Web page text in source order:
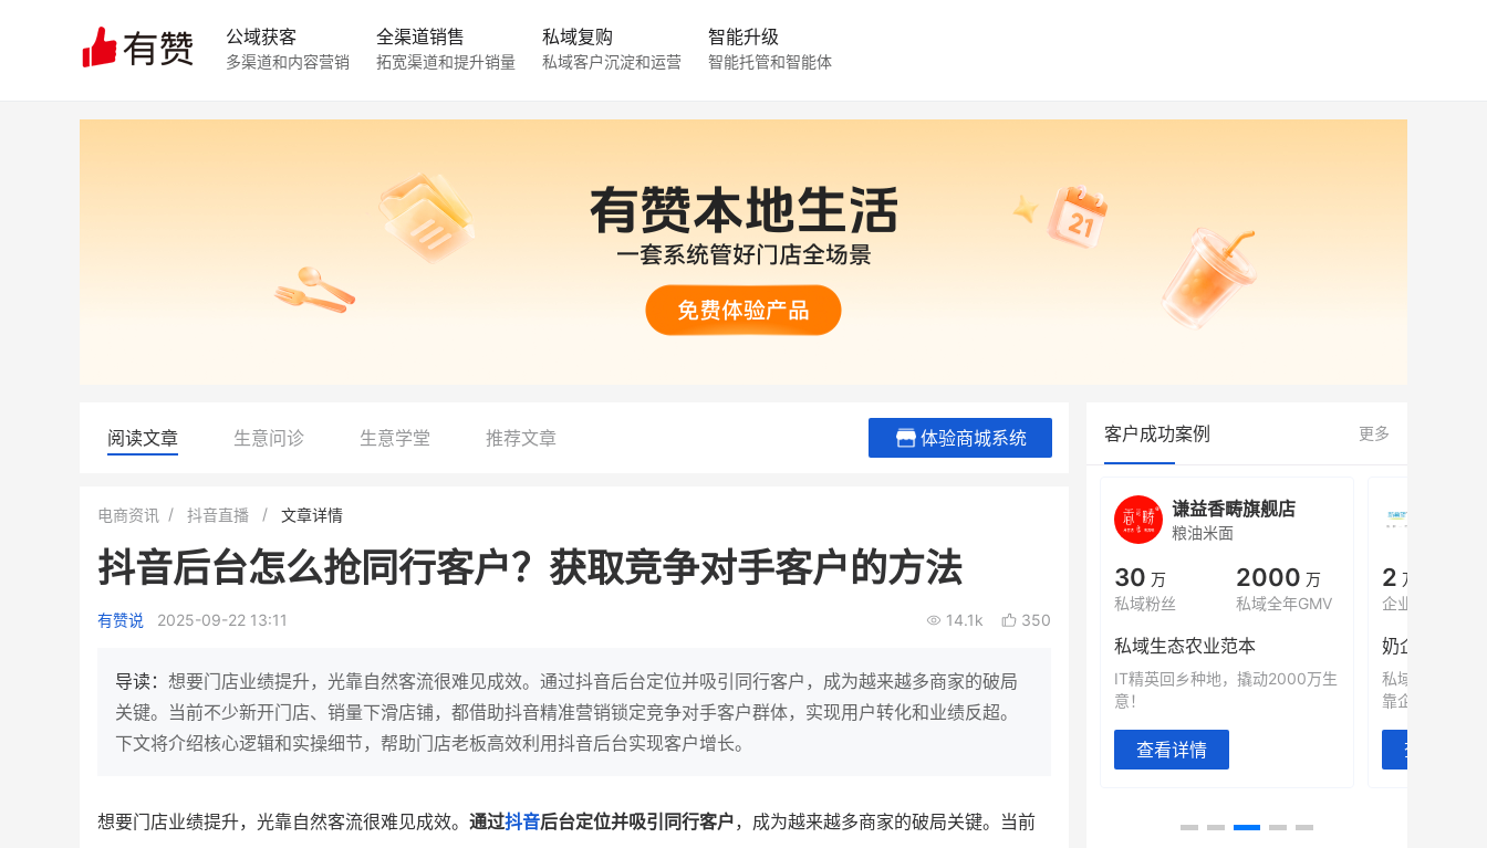
公域获客
多渠道和内容营销
全渠道销售
拓宽渠道和提升销量
私域复购
私域客户沉淀和运营
智能升级
智能托管和智能体
阅读文章 生意问诊 生意学堂 推荐文章 体验商城系统
电商资讯 抖音直播 文章详情
抖音后台怎么抢同行客户？获取竞争对手客户的方法
有赞说 2025-09-22 13:11 14.1k 350
导读： 想要门店业绩提升，光靠自然客流很难见成效。通过抖音后台定位并吸引同行客户，成为越来越多商家的破局
关键。当前不少新开门店、销量下滑店铺，都借助抖音精准营销锁定竞争对手客户群体，实现用户转化和业绩反超。
下文将介绍核心逻辑和实操细节，帮助门店老板高效利用抖音后台实现客户增长。
想要门店业绩提升，光靠自然客流很难见成效。 通过抖音后台定位并吸引同行客户，成为越来越多商家的破局关键。当前
客户成功案例 更多
白帝牛奶旗舰店
900 万
私域样本打法！新希望白帝乳业
靠企业微信实现销售额翻 8 倍！
查看详情
80%
+
7900
三只松鼠旗下的网红婴儿辅食品
牌，22天便拿下类目第一
查看详情
母婴
有货源没流量？母婴馆如何破局
他只用7年做到平台销冠，转战私
域如何破局？
200 万
200
这家女装连锁如何借有赞破局新
零售？
谦益香畴旗舰店
粮油米面
30 万
私域粉丝
2000 万
私域全年GMV
私域生态农业范本
IT精英回乡种地，撬动2000万生
意！
查看详情
2 万人
奶企靠企业
私域样本打法
靠企业微信实
查看详情